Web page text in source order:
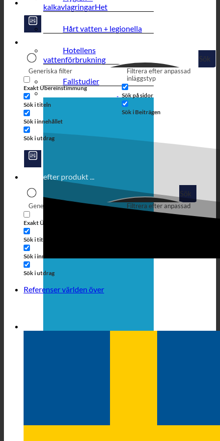
Sök
Generiska filter
Exakt Übereinstimmung
Sök i titeln
Sök i innehållet
Sök i utdrag
Filtrera efter anpassad
inläggstyp
Sök på sidor
Sök i Beiträgen
Sök
Generiska filter
Exakt Übereinstimmung
Sök i titeln
Sök i innehållet
Sök i utdrag
Filtrera efter anpassad
inläggstyp
Referenser världen över
kalkavlagringar
Hårt vatten + legionella
Hotellens
vattenförbrukning
Fallstudier